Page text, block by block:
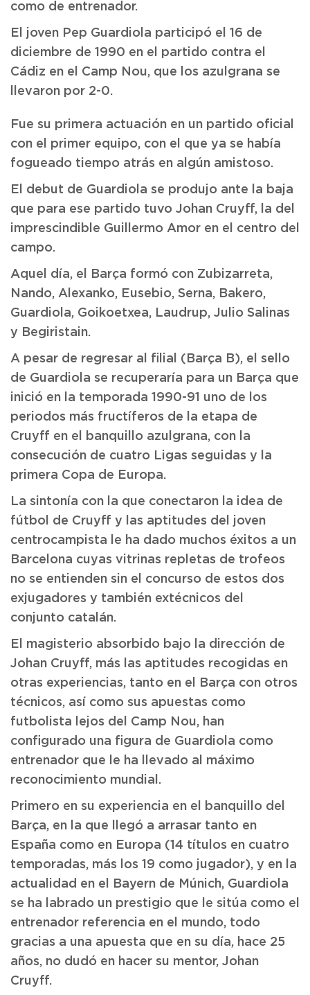
como de entrenador.
El joven Pep Guardiola participó el 16 de
diciembre de 1990 en el partido contra el
Cádiz en el Camp Nou, que los azulgrana se
llevaron por 2-0.
Fue su primera actuación en un partido oficial
con el primer equipo, con el que ya se había
fogueado tiempo atrás en algún amistoso.
El debut de Guardiola se produjo ante la baja
que para ese partido tuvo Johan Cruyff, la del
imprescindible Guillermo Amor en el centro del
campo.
Aquel día, el Barça formó con Zubizarreta,
Nando, Alexanko, Eusebio, Serna, Bakero,
Guardiola, Goikoetxea, Laudrup, Julio Salinas
y Begiristain.
A pesar de regresar al filial (Barça B), el sello
de Guardiola se recuperaría para un Barça que
inició en la temporada 1990-91 uno de los
periodos más fructíferos de la etapa de
Cruyff en el banquillo azulgrana, con la
consecución de cuatro Ligas seguidas y la
primera Copa de Europa.
La sintonía con la que conectaron la idea de
fútbol de Cruyff y las aptitudes del joven
centrocampista le ha dado muchos éxitos a un
Barcelona cuyas vitrinas repletas de trofeos
no se entienden sin el concurso de estos dos
exjugadores y también extécnicos del
conjunto catalán.
El magisterio absorbido bajo la dirección de
Johan Cruyff, más las aptitudes recogidas en
otras experiencias, tanto en el Barça con otros
técnicos, así como sus apuestas como
futbolista lejos del Camp Nou, han
configurado una figura de Guardiola como
entrenador que le ha llevado al máximo
reconocimiento mundial.
Primero en su experiencia en el banquillo del
Barça, en la que llegó a arrasar tanto en
España como en Europa (14 títulos en cuatro
temporadas, más los 19 como jugador), y en la
actualidad en el Bayern de Múnich, Guardiola
se ha labrado un prestigio que le sitúa como el
entrenador referencia en el mundo, todo
gracias a una apuesta que en su día, hace 25
años, no dudó en hacer su mentor, Johan
Cruyff.